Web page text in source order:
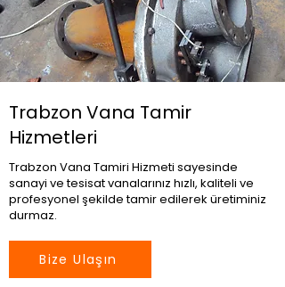
Trabzon Vana Tamir
Hizmetleri
Trabzon Vana Tamiri Hizmeti sayesinde
sanayi ve tesisat vanalarınız hızlı, kaliteli ve
profesyonel şekilde tamir edilerek üretiminiz
durmaz.
Bize Ulaşın